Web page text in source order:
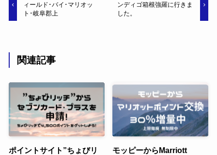
ィールド･バイ･マリオッ
ト･岐阜郡上
ンディゴ箱根強羅に行きま
した。
関連記事
ポイントサイト”ちょびリ
モッピーからMarriott